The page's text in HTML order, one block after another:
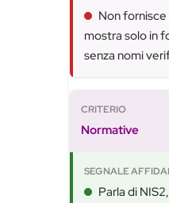
Non
mostra solo in
senza nomi
Normative
Parla di